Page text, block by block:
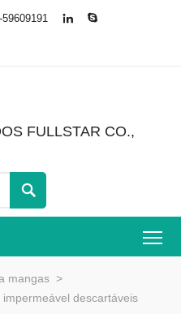
 
FULLSTAR CO.,

mangas >
descartáveis